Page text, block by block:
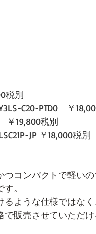
税別
C20-PTD0 ￥
￥19,800税別
JP ￥18,000税別
コンパクトで軽い
。
ような仕様ではな
販売させていただ